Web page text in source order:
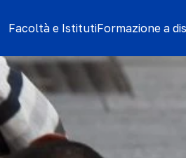
Facoltà e IstitutiFormazione a